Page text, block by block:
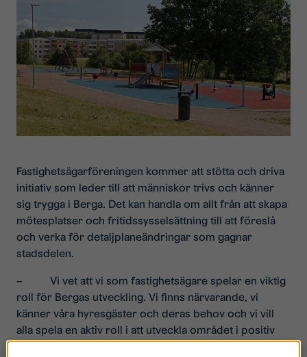
Fastighetsägarföreningen kommer att stötta och driva
initiativ som leder till att människor trivs och känner
sig trygga i Berga. Det kan handla om allt från att skapa
mötesplatser och fritidssysselsättning till att föreslå
och verka för detaljplaneändringar som gagnar
stadsdelen.
– Vi vet att vi som fastighetsägare spelar en viktig
roll för Bergas utveckling. Vi finns närvarande, vi
känner våra hyresgäster och deras behov och vi vill
alla spela en aktiv roll i att utveckla området i positiv
riktning. Vi jobbar redan idag tätt tillsammans i många